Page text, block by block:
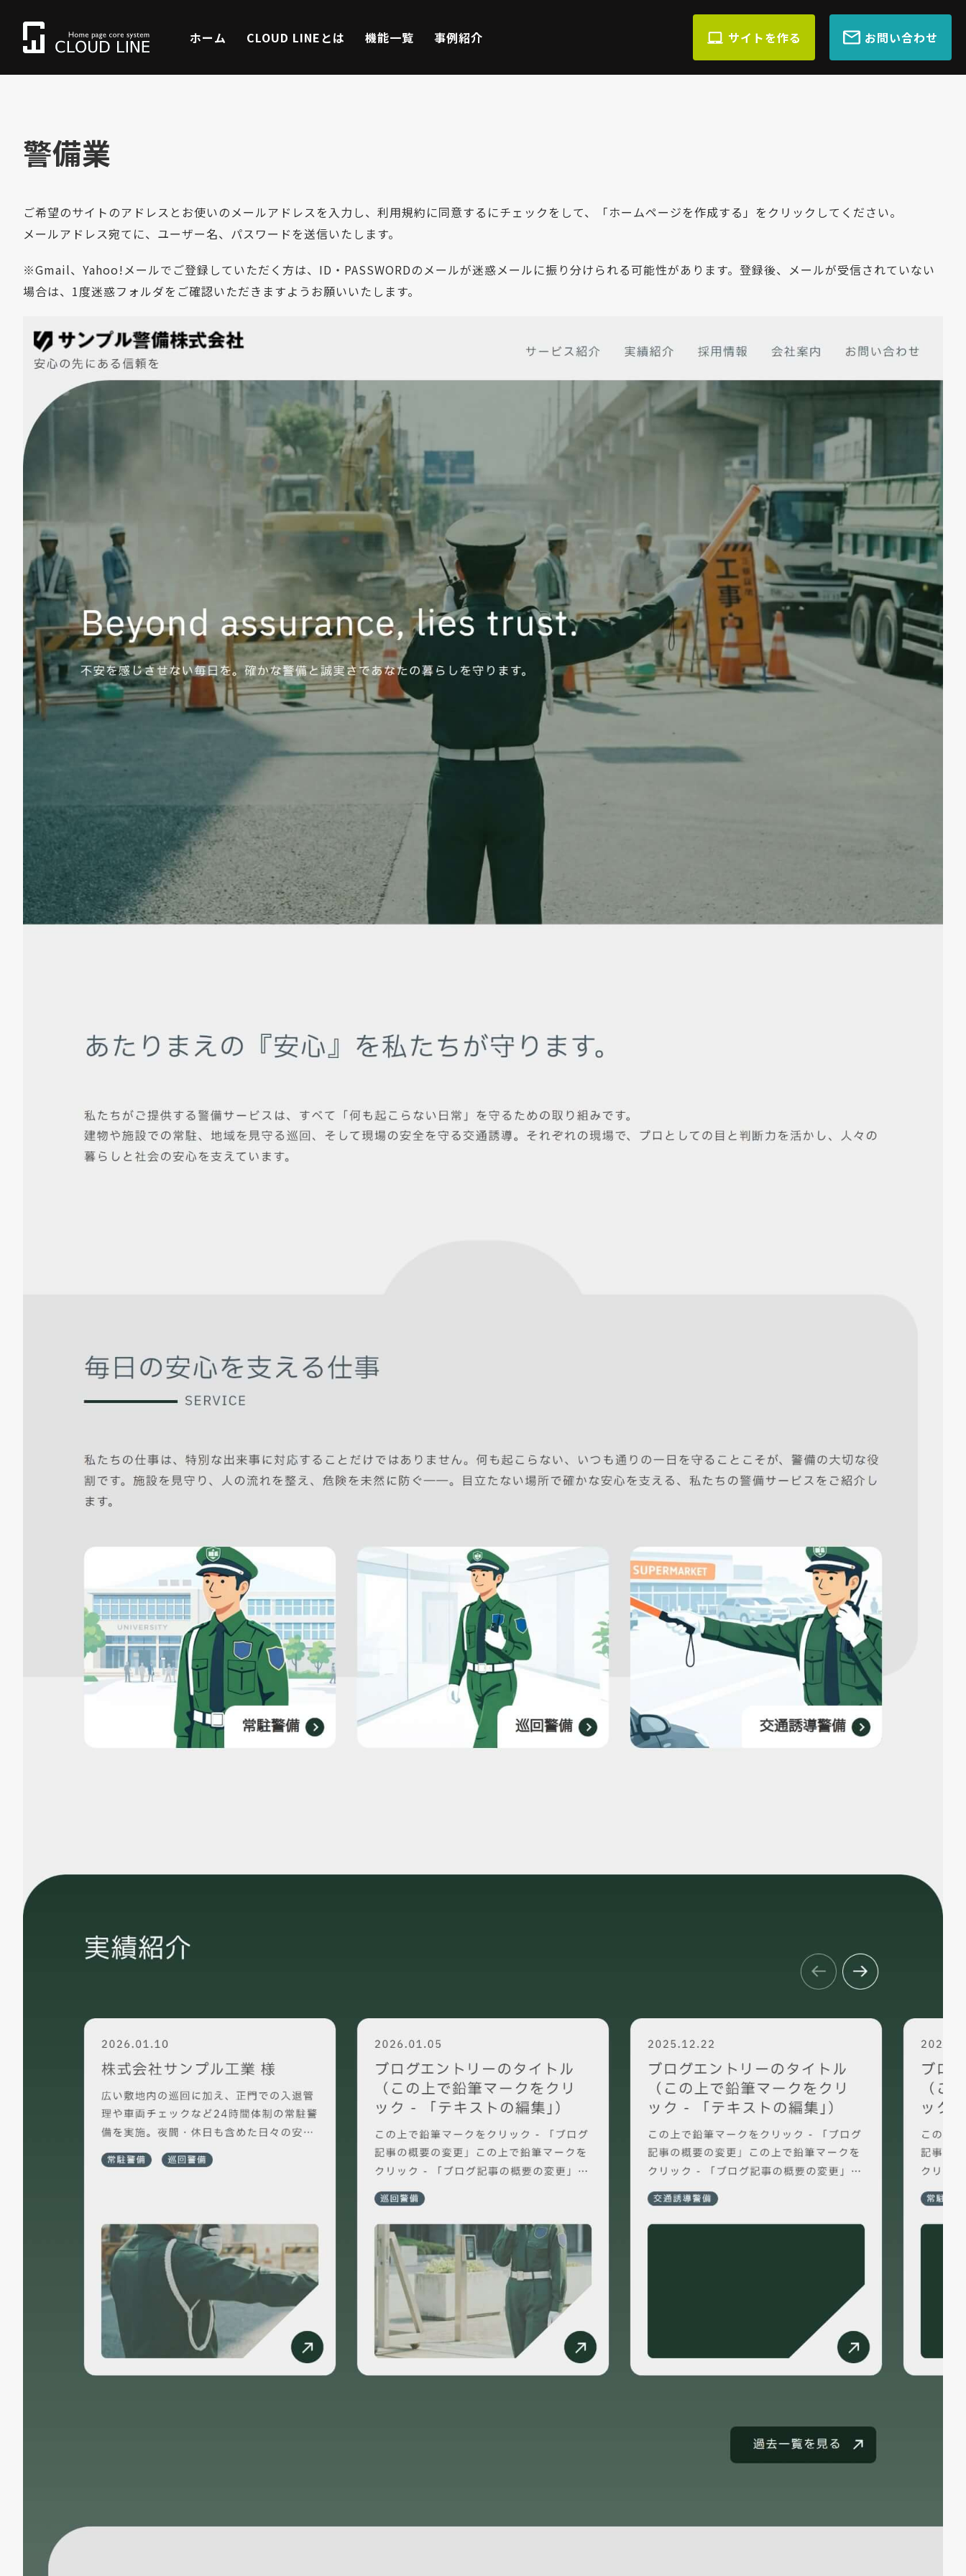
ホーム CLOUD LINEとは 機能一覧 事例紹介 サイトを作る お問い合わせ
警備業
ご希望のサイトのアドレスとお使いのメールアドレスを入力し、利用規約に同意するにチェックをして、「ホームページを作成する」をクリックしてください。
メールアドレス宛てに、ユーザー名、パスワードを送信いたします。
※Gmail、Yahoo!メールでご登録していただく方は、ID・PASSWORDのメールが迷惑メールに振り分けられる可能性があります。登録後、メールが受信されていない
場合は、1度迷惑フォルダをご確認いただきますようお願いいたします。